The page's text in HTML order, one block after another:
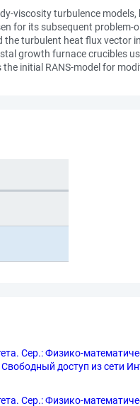
viscosity turbulence
for its subsequent
turbulent heat flux vector
growth furnace crucibles
initial RANS-model for
Сер.: Физико-
доступ из сети
Сер.: Физико-